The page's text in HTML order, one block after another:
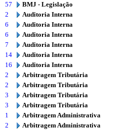
57
BMJ - Legislação
2
Auditoria Interna
6
Auditoria Interna
6
Auditoria Interna
7
Auditoria Interna
14
Auditoria Interna
16
Auditoria Interna
2
Arbitragem Tributária
2
Arbitragem Tributária
3
Arbitragem Tributária
3
Arbitragem Tributária
1
Arbitragem Administrativa
2
Arbitragem Administrativa